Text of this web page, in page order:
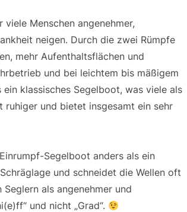
Menschen angenehmer,
neigen. Durch die zwei Rümpfe
mehr Aufenthaltsflächen und
und bei leichtem bis mäßigem
klassisches Segelboot, was viele als
und bietet insgesamt ein sehr
Segelboot anders als ein
und schneidet die Wellen oft
als angenehmer und
und nicht „Grad“.